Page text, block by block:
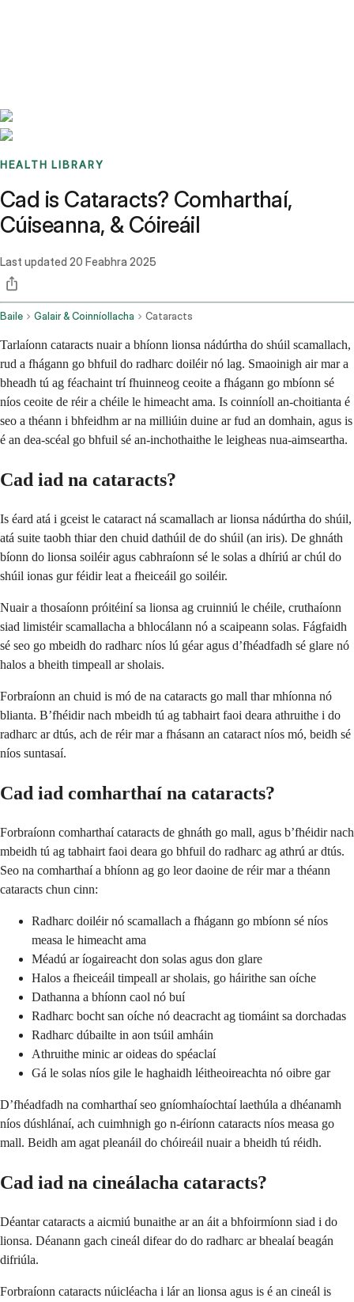
HEALTH LIBRARY
Cad is Cataracts? Comharthaí,
Cúiseanna, & Cóireáil
Last updated 20 Feabhra 2025
Baile Galair & Coinníollacha Cataracts
Tarlaíonn cataracts nuair a bhíonn lionsa nádúrtha do shúil scamallach,
rud a fhágann go bhfuil do radharc doiléir nó lag. Smaoinigh air mar a
bheadh tú ag féachaint trí fhuinneog ceoite a fhágann go mbíonn sé
níos ceoite de réir a chéile le himeacht ama. Is coinníoll an-choitianta é
seo a théann i bhfeidhm ar na milliúin duine ar fud an domhain, agus is
é an dea-scéal go bhfuil sé an-inchothaithe le leigheas nua-aimseartha.
Cad iad na cataracts?
Is éard atá i gceist le cataract ná scamallach ar lionsa nádúrtha do shúil,
atá suite taobh thiar den chuid dathúil de do shúil (an iris). De ghnáth
bíonn do lionsa soiléir agus cabhraíonn sé le solas a dhíriú ar chúl do
shúil ionas gur féidir leat a fheiceáil go soiléir.
Nuair a thosaíonn próitéiní sa lionsa ag cruinniú le chéile, cruthaíonn
siad limistéir scamallacha a bhlocálann nó a scaipeann solas. Fágfaidh
sé seo go mbeidh do radharc níos lú géar agus d’fhéadfadh sé glare nó
halos a bheith timpeall ar sholais.
Forbraíonn an chuid is mó de na cataracts go mall thar mhíonna nó
blianta. B’fhéidir nach mbeidh tú ag tabhairt faoi deara athruithe i do
radharc ar dtús, ach de réir mar a fhásann an cataract níos mó, beidh sé
níos suntasaí.
Cad iad comharthaí na cataracts?
Forbraíonn comharthaí cataracts de ghnáth go mall, agus b’fhéidir nach
mbeidh tú ag tabhairt faoi deara go bhfuil do radharc ag athrú ar dtús.
Seo na comharthaí a bhíonn ag go leor daoine de réir mar a théann
cataracts chun cinn:
Radharc doiléir nó scamallach a fhágann go mbíonn sé níos
measa le himeacht ama
Méadú ar íogaireacht don solas agus don glare
Halos a fheiceáil timpeall ar sholais, go háirithe san oíche
Dathanna a bhíonn caol nó buí
Radharc bocht san oíche nó deacracht ag tiomáint sa dorchadas
Radharc dúbailte in aon tsúil amháin
Athruithe minic ar oideas do spéaclaí
Gá le solas níos gile le haghaidh léitheoireachta nó oibre gar
D’fhéadfadh na comharthaí seo gníomhaíochtaí laethúla a dhéanamh
níos dúshlánaí, ach cuimhnigh go n-éiríonn cataracts níos measa go
mall. Beidh am agat pleanáil do chóireáil nuair a bheidh tú réidh.
Cad iad na cineálacha cataracts?
Déantar cataracts a aicmiú bunaithe ar an áit a bhfoirmíonn siad i do
lionsa. Déanann gach cineál difear do do radharc ar bhealaí beagán
difriúla.
Forbraíonn cataracts núicléacha i lár an lionsa agus is é an cineál is